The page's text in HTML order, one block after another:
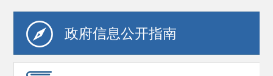
政府信息公开指南